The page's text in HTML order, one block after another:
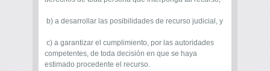
b) a desarrollar las posibilidades de recurso judicial, y
c) a garantizar el cumplimiento, por las autoridades
competentes, de toda decisión en que se haya
estimado procedente el recurso.